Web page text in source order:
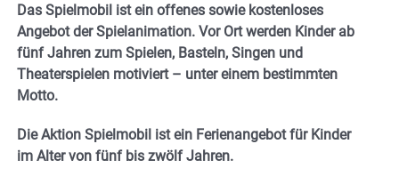
Das Spielmobil ist ein offenes sowie kostenloses
Angebot der Spielanimation. Vor Ort werden Kinder ab
fünf Jahren zum Spielen, Basteln, Singen und
Theaterspielen motiviert – unter einem bestimmten
Motto.
Die Aktion Spielmobil ist ein Ferienangebot für Kinder
im Alter von fünf bis zwölf Jahren.